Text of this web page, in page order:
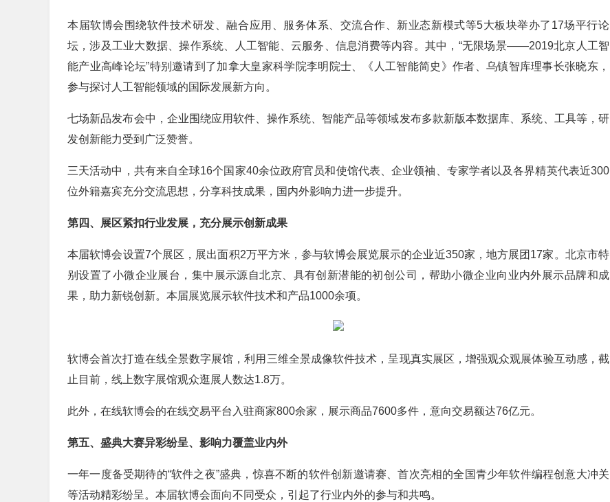
本届软博会围绕软件技术研发、融合应用、服务体系、交流合作、新业态新模式等5大板块举办了17场平行论
坛，涉及工业大数据、操作系统、人工智能、云服务、信息消费等内容。其中，“无限场景——2019北京人工智
能产业高峰论坛”特别邀请到了加拿大皇家科学院李明院士、《人工智能简史》作者、乌镇智库理事长张晓东，
参与探讨人工智能领域的国际发展新方向。
七场新品发布会中，企业围绕应用软件、操作系统、智能产品等领域发布多款新版本数据库、系统、工具等，研
发创新能力受到广泛赞誉。
三天活动中，共有来自全球16个国家40余位政府官员和使馆代表、企业领袖、专家学者以及各界精英代表近300
位外籍嘉宾充分交流思想，分享科技成果，国内外影响力进一步提升。
第四、展区紧扣行业发展，充分展示创新成果
本届软博会设置7个展区，展出面积2万平方米，参与软博会展览展示的企业近350家，地方展团17家。北京市特
别设置了小微企业展台，集中展示源自北京、具有创新潜能的初创公司，帮助小微企业向业内外展示品牌和成
果，助力新锐创新。本届展览展示软件技术和产品1000余项。
软博会首次打造在线全景数字展馆，利用三维全景成像软件技术，呈现真实展区，增强观众观展体验互动感，截
止目前，线上数字展馆观众逛展人数达1.8万。
此外，在线软博会的在线交易平台入驻商家800余家，展示商品7600多件，意向交易额达76亿元。
第五、盛典大赛异彩纷呈、影响力覆盖业内外
一年一度备受期待的“软件之夜”盛典，惊喜不断的软件创新邀请赛、首次亮相的全国青少年软件编程创意大冲关
等活动精彩纷呈。本届软博会面向不同受众，引起了行业内外的参与和共鸣。